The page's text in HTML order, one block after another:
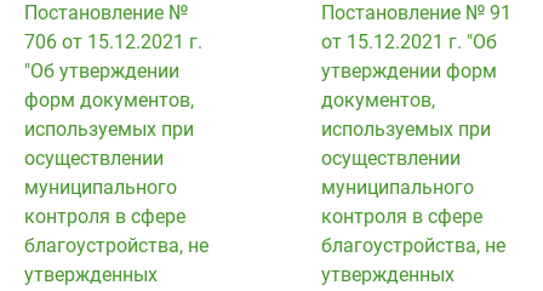
Постановление №
706 от 15.12.2021 г.
"Об утверждении
форм документов,
используемых при
осуществлении
муниципального
контроля в сфере
благоустройства, не
утвержденных
Постановление № 91
от 15.12.2021 г. "Об
утверждении форм
документов,
используемых при
осуществлении
муниципального
контроля в сфере
благоустройства, не
утвержденных